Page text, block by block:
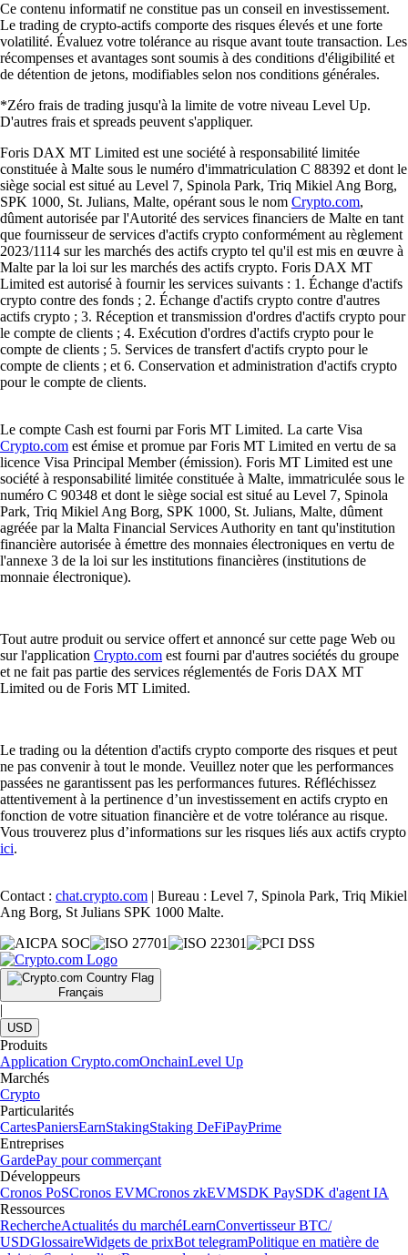
Ce contenu informatif ne constitue pas un conseil en investissement.
Le trading de crypto-actifs comporte des risques élevés et une forte
volatilité. Évaluez votre tolérance au risque avant toute transaction. Les
récompenses et avantages sont soumis à des conditions d'éligibilité et
de détention de jetons, modifiables selon nos conditions générales.
*Zéro frais de trading jusqu'à la limite de votre niveau Level Up.
D'autres frais et spreads peuvent s'appliquer.
Foris DAX MT Limited est une société à responsabilité limitée
constituée à Malte sous le numéro d'immatriculation C 88392 et dont le
siège social est situé au Level 7, Spinola Park, Triq Mikiel Ang Borg,
SPK 1000, St. Julians, Malte, opérant sous le nom Crypto.com,
dûment autorisée par l'Autorité des services financiers de Malte en tant
que fournisseur de services d'actifs crypto conformément au règlement
2023/1114 sur les marchés des actifs crypto tel qu'il est mis en œuvre à
Malte par la loi sur les marchés des actifs crypto. Foris DAX MT
Limited est autorisé à fournir les services suivants : 1. Échange d'actifs
crypto contre des fonds ; 2. Échange d'actifs crypto contre d'autres
actifs crypto ; 3. Réception et transmission d'ordres d'actifs crypto pour
le compte de clients ; 4. Exécution d'ordres d'actifs crypto pour le
compte de clients ; 5. Services de transfert d'actifs crypto pour le
compte de clients ; et 6. Conservation et administration d'actifs crypto
pour le compte de clients.
Le compte Cash est fourni par Foris MT Limited. La carte Visa
Crypto.com est émise et promue par Foris MT Limited en vertu de sa
licence Visa Principal Member (émission). Foris MT Limited est une
société à responsabilité limitée constituée à Malte, immatriculée sous le
numéro C 90348 et dont le siège social est situé au Level 7, Spinola
Park, Triq Mikiel Ang Borg, SPK 1000, St. Julians, Malte, dûment
agréée par la Malta Financial Services Authority en tant qu'institution
financière autorisée à émettre des monnaies électroniques en vertu de
l'annexe 3 de la loi sur les institutions financières (institutions de
monnaie électronique).
Tout autre produit ou service offert et annoncé sur cette page Web ou
sur l'application Crypto.com est fourni par d'autres sociétés du groupe
et ne fait pas partie des services réglementés de Foris DAX MT
Limited ou de Foris MT Limited.
Le trading ou la détention d'actifs crypto comporte des risques et peut
ne pas convenir à tout le monde. Veuillez noter que les performances
passées ne garantissent pas les performances futures. Réfléchissez
attentivement à la pertinence d’un investissement en actifs crypto en
fonction de votre situation financière et de votre tolérance au risque.
Vous trouverez plus d’informations sur les risques liés aux actifs crypto
ici.
Contact : chat.crypto.com | Bureau : Level 7, Spinola Park, Triq Mikiel
Ang Borg, St Julians SPK 1000 Malte.
Français
|
USD
Produits
Application Crypto.comOnchainLevel Up
Marchés
Crypto
Particularités
CartesPaniersEarnStakingStaking DeFiPayPrime
Entreprises
GardePay pour commerçant
Développeurs
Cronos PoSCronos EVMCronos zkEVMSDK PaySDK d'agent IA
Ressources
RechercheActualités du marchéLearnConvertisseur BTC/
USDGlossaireWidgets de prixBot telegramPolitique en matière de